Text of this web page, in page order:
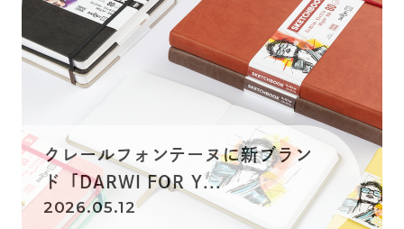
クレールフォンテーヌに新ブラン
ド「DARWI FOR Y...
2026.05.12